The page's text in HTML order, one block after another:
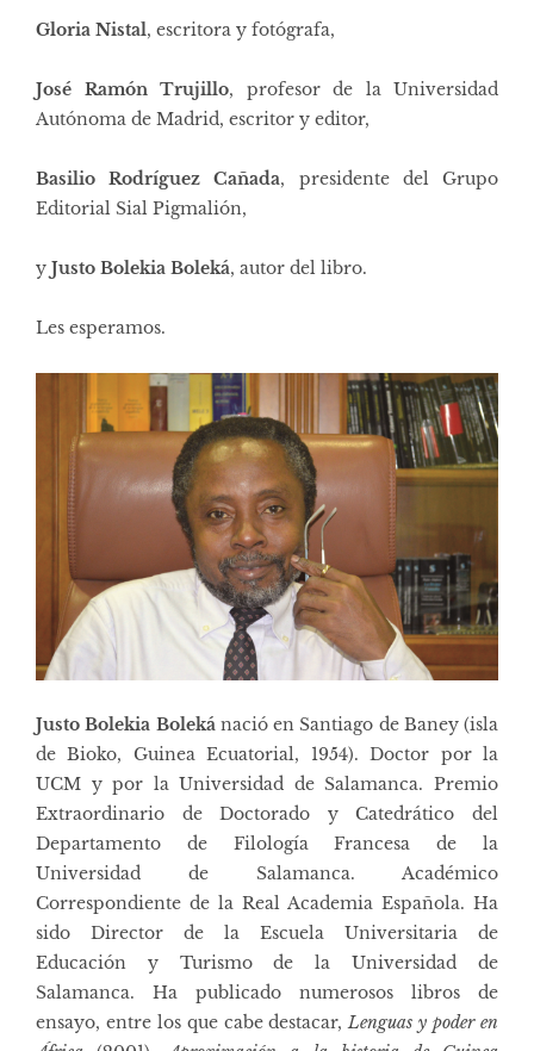
Gloria Nistal, escritora y fotógrafa,
José Ramón Trujillo, profesor de la Universidad
Autónoma de Madrid, escritor y editor,
Basilio Rodríguez Cañada, presidente del Grupo
Editorial Sial Pigmalión,
y Justo Bolekia Boleká, autor del libro.
Les esperamos.
Justo Bolekia Bolekánació en Santiago de Baney (isla
de Bioko, Guinea Ecuatorial, 1954). Doctor por la
UCM y por la Universidad de Salamanca. Premio
Extraordinario de Doctorado y Catedrático del
Departamento de Filología Francesa de la
Universidad de Salamanca. Académico
Correspondiente de la Real Academia Española. Ha
sido Director de la Escuela Universitaria de
Educación y Turismo de la Universidad de
Salamanca. Ha publicado numerosos libros de
ensayo, entre los que cabe destacar,Lenguas y poder en